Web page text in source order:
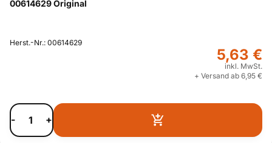
00614629 Original
Herst.-Nr.: 00614629
5,63 €
inkl. MwSt.
+ Versand ab 6,95 €
- +